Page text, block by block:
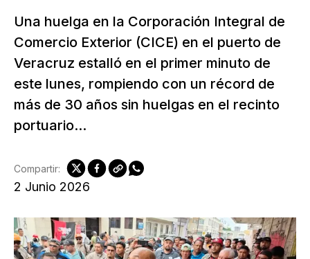
Una huelga en la Corporación Integral de
Comercio Exterior (CICE) en el puerto de
Veracruz estalló en el primer minuto de
este lunes, rompiendo con un récord de
más de 30 años sin huelgas en el recinto
portuario...
2 Junio 2026
Compartir: